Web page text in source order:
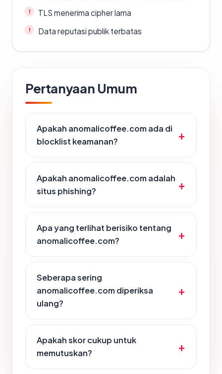
TLS menerima cipher lama
Data reputasi publik terbatas
Pertanyaan Umum
Apakah anomalicoffee.com ada di
blocklist keamanan?
Apakah anomalicoffee.com adalah
situs phishing?
Apa yang terlihat berisiko tentang
anomalicoffee.com?
Seberapa sering
anomalicoffee.com diperiksa
ulang?
Apakah skor cukup untuk
memutuskan?